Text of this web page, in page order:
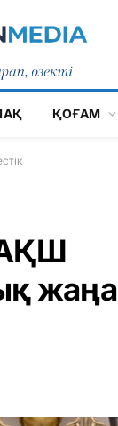
ҚОҒАМ
АҚШ
жаңа